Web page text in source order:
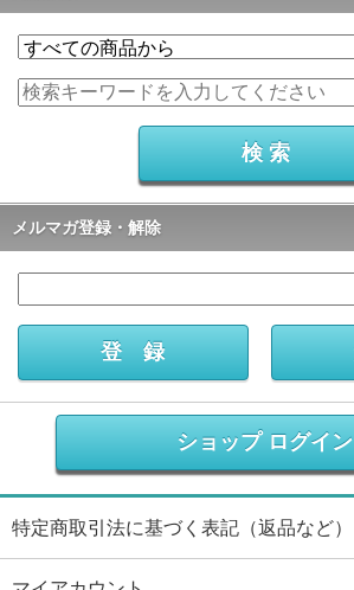
メルマガ登録・解除
ショップ ログイン
特定商取引法に基づく表記（返品など）